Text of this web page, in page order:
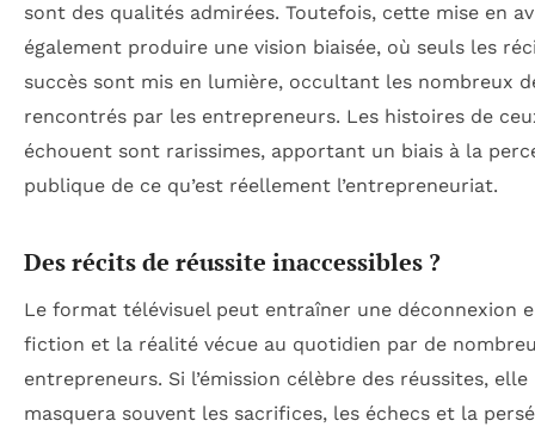
sont des qualités admirées. Toutefois, cette mise en
également produire une vision biaisée, où seuls les
succès sont mis en lumière, occultant les nombreux
rencontrés par les entrepreneurs. Les histoires de
échouent sont rarissimes, apportant un biais à la
publique de ce qu’est réellement l’entrepreneuriat.
Des récits de réussite inaccessibles ?
Le format télévisuel peut entraîner une déconnexion
fiction et la réalité vécue au quotidien par de
entrepreneurs. Si l’émission célèbre des réussites, elle
masquera souvent les sacrifices, les échecs et la